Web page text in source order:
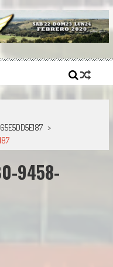
>
9458-